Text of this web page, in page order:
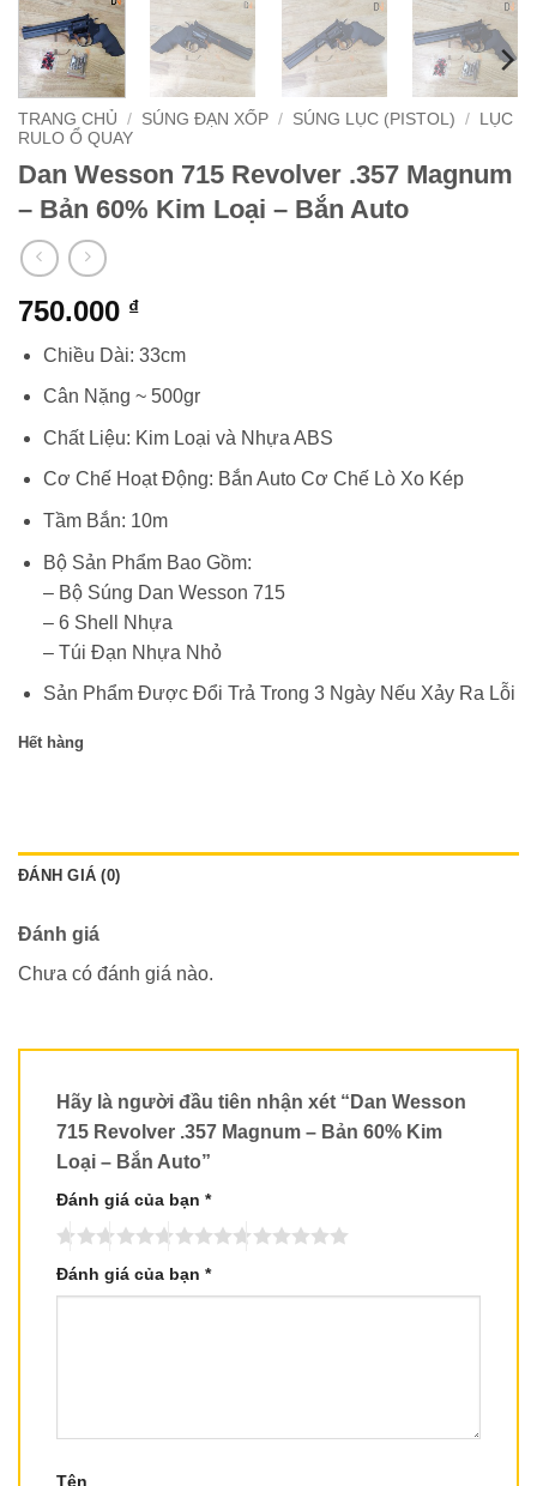
TRANG CHỦ / SÚNG ĐẠN XỐP / SÚNG LỤC (PISTOL) /
LỤC
RULO Ổ QUAY
Dan Wesson 715 Revolver .357 Magnum
– Bản 60% Kim Loại – Bắn Auto
750.000 ₫
Chiều Dài: 33cm
Cân Nặng ~ 500gr
Chất Liệu: Kim Loại và Nhựa ABS
Cơ Chế Hoạt Động: Bắn Auto Cơ Chế Lò Xo Kép
Tầm Bắn: 10m
Bộ Sản Phẩm Bao Gồm:
– Bộ Súng Dan Wesson 715
– 6 Shell Nhựa
– Túi Đạn Nhựa Nhỏ
Sản Phẩm Được Đổi Trả Trong 3 Ngày Nếu Xảy Ra Lỗi
Hết hàng
ĐÁNH GIÁ (0)
Đánh giá
Chưa có đánh giá nào.
Hãy là người đầu tiên nhận xét “Dan Wesson
715 Revolver .357 Magnum – Bản 60% Kim
Loại – Bắn Auto”
Đánh giá của bạn *
Đánh giá của bạn *
Tên